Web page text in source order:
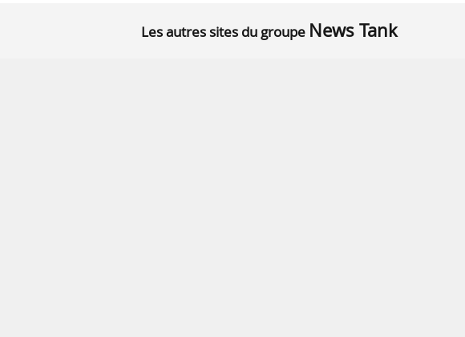
Les autres sites du groupe News Tank